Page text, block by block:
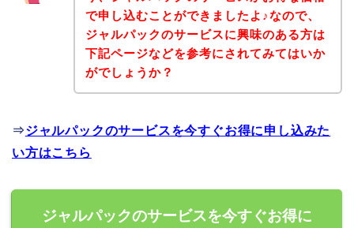
で申し込むことができましたよ♪なので、
ジャルパックのサービスに興味のある方は
下記ページなどを参考にされてみてはいか
がでしょうか？
⇒ジャルパックのサービスを今すぐお得に申し込みた
い方はこちら
ジャルパックのサービスを今すぐお得に